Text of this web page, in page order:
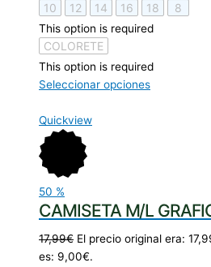
10 12 14 16 18 8
This option is required
COLORETE
This option is required
Seleccionar opciones
Quickview
50 %
CAMISETA M/L
17,99€ El precio original era:
es: 9,00€.